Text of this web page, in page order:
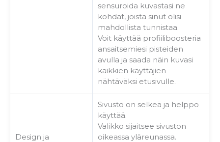
sensuroida kuvastasi ne
kohdat, joista sinut olisi
mahdollista tunnistaa.
Voit käyttää profiiliboosteria
ansaitsemiesi pisteiden
avulla ja saada näin kuvasi
kaikkien käyttäjien
nähtäväksi etusivulle.
Design ja
Sivusto on selkeä ja helppo
käyttää.
Valikko sijaitsee sivuston
oikeassa yläreunassa.